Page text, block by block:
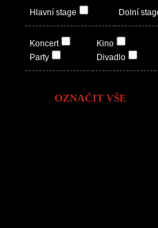
Hlavní stage Dolní
Koncert
Party
Kino
Divadlo
OZNAČIT VŠE